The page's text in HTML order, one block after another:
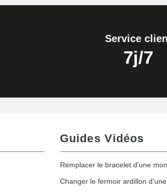
Service
7j/7
Guides Vidéos
Remplacer le bracelet d'une
Changer le fermoir ardillon